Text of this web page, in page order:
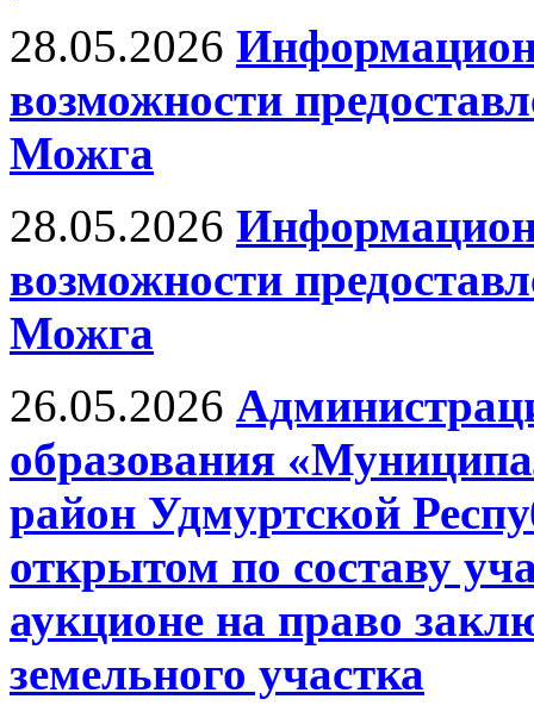
28.05.2026
возможности
Можга
28.05.2026
возможности
Можга
26.05.2026
образования
район Удмуртской
открытом по составу
аукционе на право
земельного участка